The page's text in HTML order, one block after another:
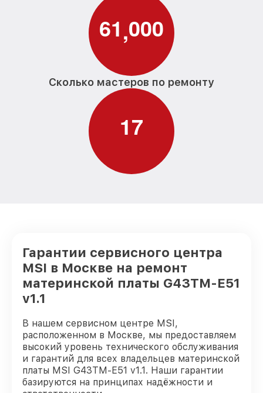
61,000
Сколько мастеров по ремонту
17
Гарантии сервисного центра
MSI в Москве на ремонт
материнской платы G43TM-E51
v1.1
В нашем сервисном центре MSI,
расположенном в Москве, мы предоставляем
высокий уровень технического обслуживания
и гарантий для всех владельцев материнской
платы MSI G43TM-E51 v1.1. Наши гарантии
базируются на принципах надёжности и